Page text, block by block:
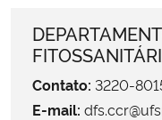
Ministério da Saúde
Ministério de Minas e Energia
Contato: 3220-
E-mail: